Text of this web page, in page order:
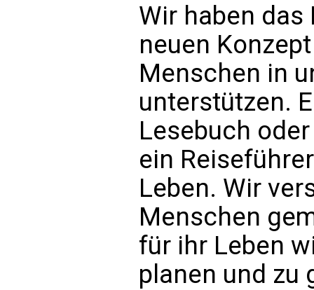
Wir haben
neuen
Menschen in
unterstützen.
Lesebuch
ein
Leben. Wir
Menschen
für ihr Leben
planen und zu